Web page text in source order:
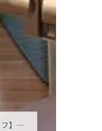
【エフエム鹿児島 スマイルライフ】オーラルフレイルとは？お口の小さな衰えを見逃さないために